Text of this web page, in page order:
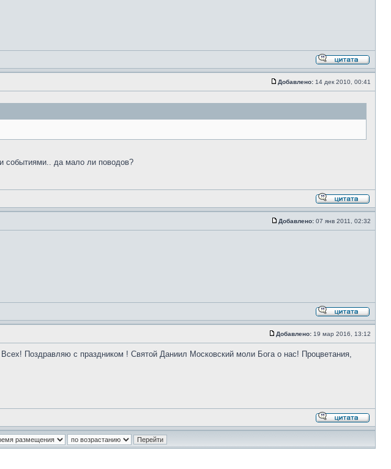
Добавлено: 14 дек 2010, 00:41
событиями.. да мало ли поводов?
Добавлено: 07 янв 2011, 02:32
Добавлено: 19 мар 2016, 13:12
Поздравляю с праздником ! Святой Даниил Московский моли Бога о нас! Процветания,